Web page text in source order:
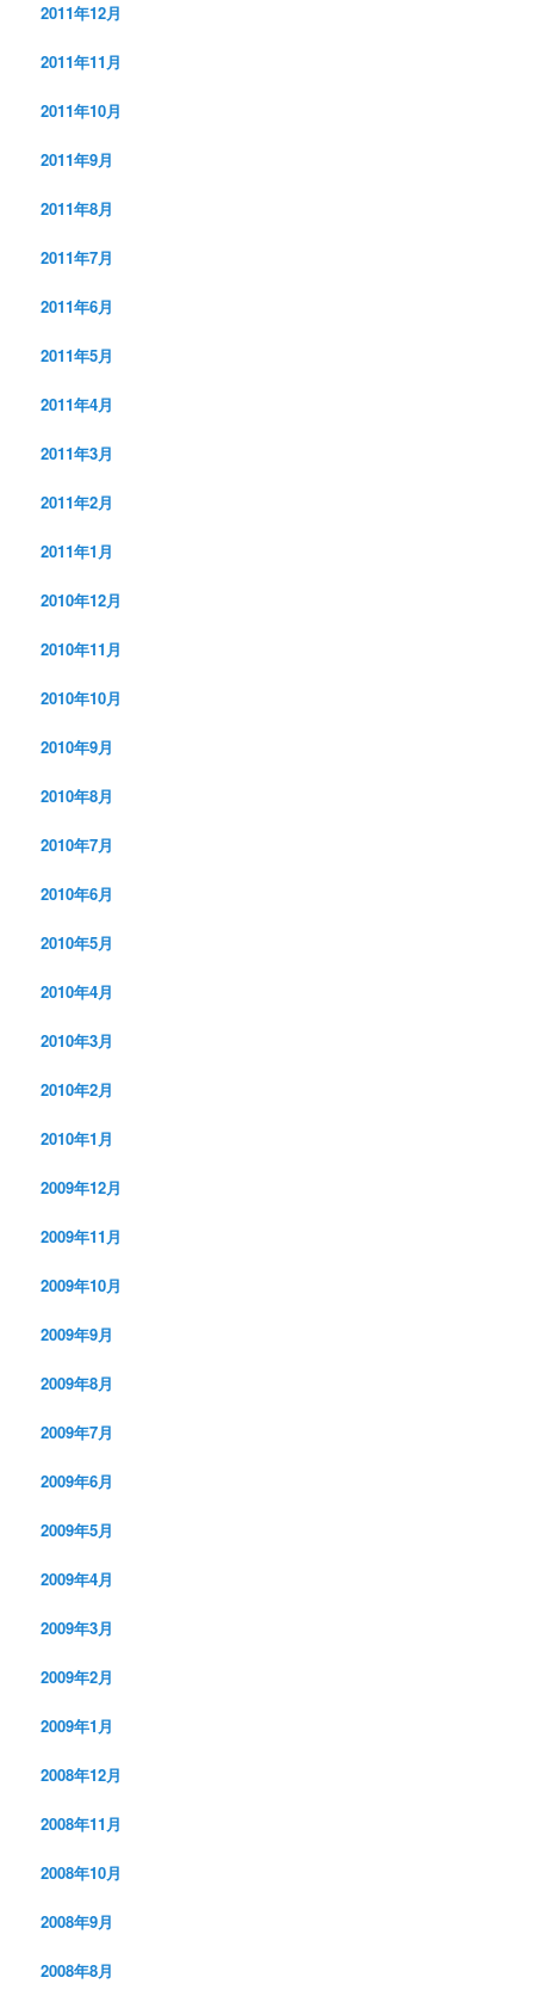
2011年12月
2011年11月
2011年10月
2011年9月
2011年8月
2011年7月
2011年6月
2011年5月
2011年4月
2011年3月
2011年2月
2011年1月
2010年12月
2010年11月
2010年10月
2010年9月
2010年8月
2010年7月
2010年6月
2010年5月
2010年4月
2010年3月
2010年2月
2010年1月
2009年12月
2009年11月
2009年10月
2009年9月
2009年8月
2009年7月
2009年6月
2009年5月
2009年4月
2009年3月
2009年2月
2009年1月
2008年12月
2008年11月
2008年10月
2008年9月
2008年8月